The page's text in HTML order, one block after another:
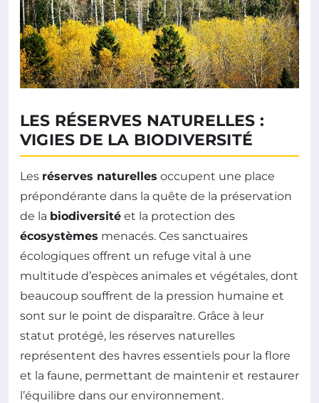
LES RÉSERVES NATURELLES :
VIGIES DE LA BIODIVERSITÉ
Les réserves naturelles occupent une place
prépondérante dans la quête de la préservation
de la biodiversité et la protection des
écosystèmes menacés. Ces sanctuaires
écologiques offrent un refuge vital à une
multitude d’espèces animales et végétales, dont
beaucoup souffrent de la pression humaine et
sont sur le point de disparaître. Grâce à leur
statut protégé, les réserves naturelles
représentent des havres essentiels pour la flore
et la faune, permettant de maintenir et restaurer
l’équilibre dans our environnement.